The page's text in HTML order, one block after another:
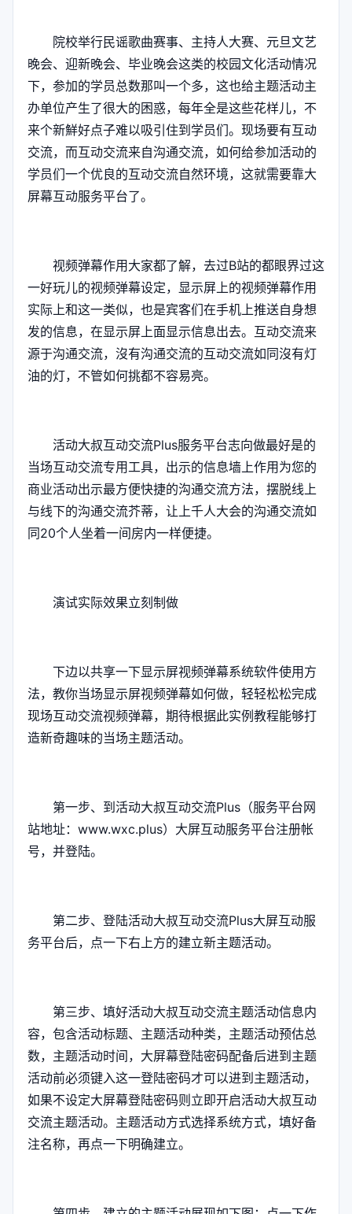
院校举行民谣歌曲赛事、主持人大赛、元旦文艺
晚会、迎新晚会、毕业晚会这类的校园文化活动情况
下，参加的学员总数那叫一个多，这也给主题活动主
办单位产生了很大的困惑，每年全是这些花样儿，不
来个新鮮好点子难以吸引住到学员们。现场要有互动
交流，而互动交流来自沟通交流，如何给参加活动的
学员们一个优良的互动交流自然环境，这就需要靠大
屏幕互动服务平台了。
视频弹幕作用大家都了解，去过B站的都眼界过这
一好玩儿的视频弹幕设定，显示屏上的视频弹幕作用
实际上和这一类似，也是宾客们在手机上推送自身想
发的信息，在显示屏上面显示信息出去。互动交流来
源于沟通交流，沒有沟通交流的互动交流如同沒有灯
油的灯，不管如何挑都不容易亮。
活动大叔互动交流Plus服务平台志向做最好是的
当场互动交流专用工具，出示的信息墙上作用为您的
商业活动出示最方便快捷的沟通交流方法，摆脱线上
与线下的沟通交流芥蒂，让上千人大会的沟通交流如
同20个人坐着一间房内一样便捷。
演试实际效果立刻制做
下边以共享一下显示屏视频弹幕系统软件使用方
法，教你当场显示屏视频弹幕如何做，轻轻松松完成
现场互动交流视频弹幕，期待根据此实例教程能够打
造新奇趣味的当场主题活动。
第一步、到活动大叔互动交流Plus（服务平台网
站地址：www.wxc.plus）大屏互动服务平台注册帐
号，并登陆。
第二步、登陆活动大叔互动交流Plus大屏互动服
务平台后，点一下右上方的建立新主题活动。
第三步、填好活动大叔互动交流主题活动信息内
容，包含活动标题、主题活动种类，主题活动预估总
数，主题活动时间，大屏幕登陆密码配备后进到主题
活动前必须键入这一登陆密码才可以进到主题活动，
如果不设定大屏幕登陆密码则立即开启活动大叔互动
交流主题活动。主题活动方式选择系统方式，填好备
注名称，再点一下明确建立。